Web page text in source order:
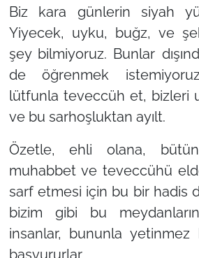
Biz kara günlerin siyah
Yiyecek, uyku, buğz, ve
şey bilmiyoruz. Bunlar
de öğrenmek
lütfunla teveccüh et, bizleri
ve bu sarhoşluktan ayılt.
Özetle, ehli olana,
muhabbet ve teveccühü
sarf etmesi için bu bir hadis
bizim gibi bu
insanlar, bununla yetinmez
başvururlar.